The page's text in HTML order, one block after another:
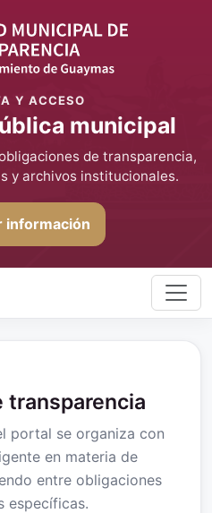
Y ACCESO
municipal
de transparencia,
y archivos institucionales.
información
transparencia
portal se organiza con
en materia de
entre obligaciones
específicas.